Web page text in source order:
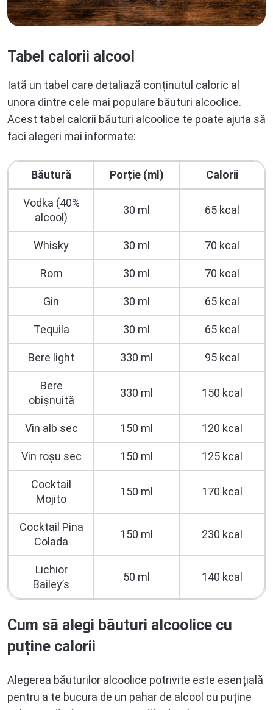
Tabel calorii alcool
Iată un tabel care detaliază conținutul caloric al
unora dintre cele mai populare băuturi alcoolice.
Acest tabel calorii băuturi alcoolice te poate ajuta să
faci alegeri mai informate:
Băutură Porție (ml) Calorii
Vodka (40%
alcool)
30 ml 65 kcal
Whisky 30 ml 70 kcal
Rom 30 ml 70 kcal
Gin 30 ml 65 kcal
Tequila 30 ml 65 kcal
Bere light 330 ml 95 kcal
Bere
obișnuită
330 ml 150 kcal
Vin alb sec 150 ml 120 kcal
Vin roșu sec 150 ml 125 kcal
Cocktail
Mojito
150 ml 170 kcal
Cocktail Pina
Colada
150 ml 230 kcal
Lichior
Bailey’s
50 ml 140 kcal
Cum să alegi băuturi alcoolice cu
puține calorii
Alegerea băuturilor alcoolice potrivite este esențială
pentru a te bucura de un pahar de alcool cu puține